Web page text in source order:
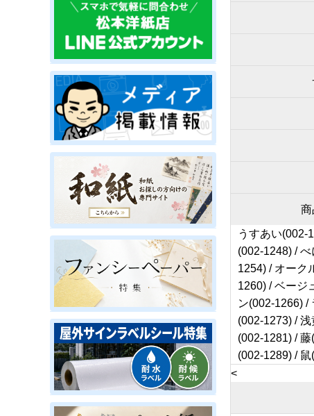
商
うすあい(002-
(002-1248) /
1254) / オーク
1260) / ベージ
ン(002-1266) /
(002-1273) /
(002-1281) /
(002-1289) /
<